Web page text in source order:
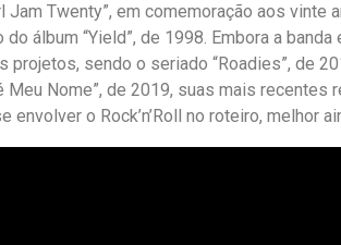
Twenty”, em comemoração aos vinte
álbum “Yield”, de 1998. Embora a
sendo o seriado “Roadies”, de
Nome”, de 2019, suas mais
o Rock’n’Roll no roteiro, melhor